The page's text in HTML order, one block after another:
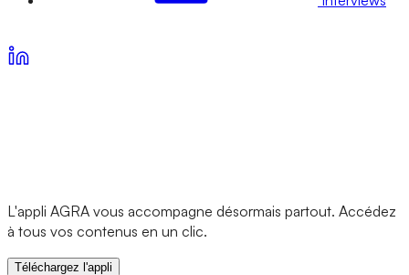
L'appli AGRA vous accompagne désormais partout. Accédez
à tous vos contenus en un clic.
Téléchargez l'appli